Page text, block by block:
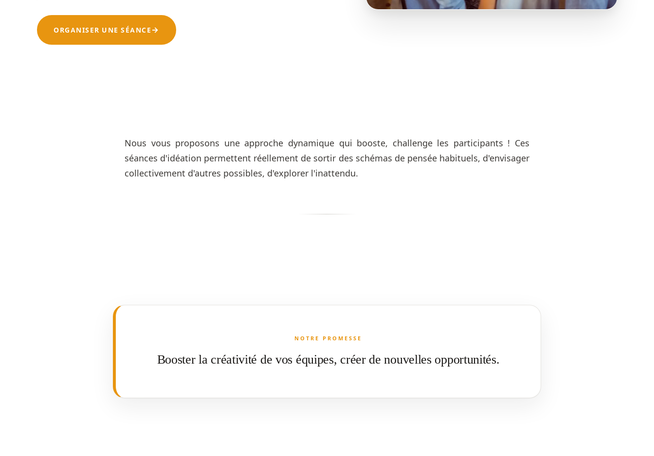
ORGANISER UNE SÉANCE
Nous vous proposons une approche dynamique qui booste, challenge les participants ! Ces
séances d'idéation permettent réellement de sortir des schémas de pensée habituels, d'envisager
collectivement d'autres possibles, d'explorer l'inattendu.
NOTRE PROMESSE
Booster la créativité de vos équipes, créer de nouvelles opportunités.